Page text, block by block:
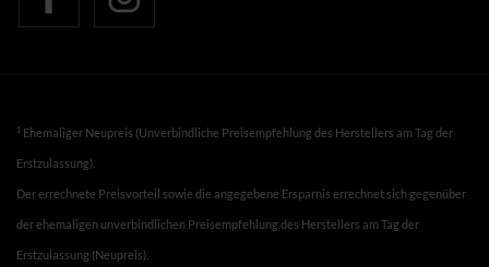
1 Ehemaliger Neupreis (Unverbindliche Preisempfehlung des Herstellers am Tag der
Erstzulassung).
Der errechnete Preisvorteil sowie die angegebene Ersparnis errechnet sich gegenüber
der ehemaligen unverbindlichen Preisempfehlung des Herstellers am Tag der
Erstzulassung (Neupreis).